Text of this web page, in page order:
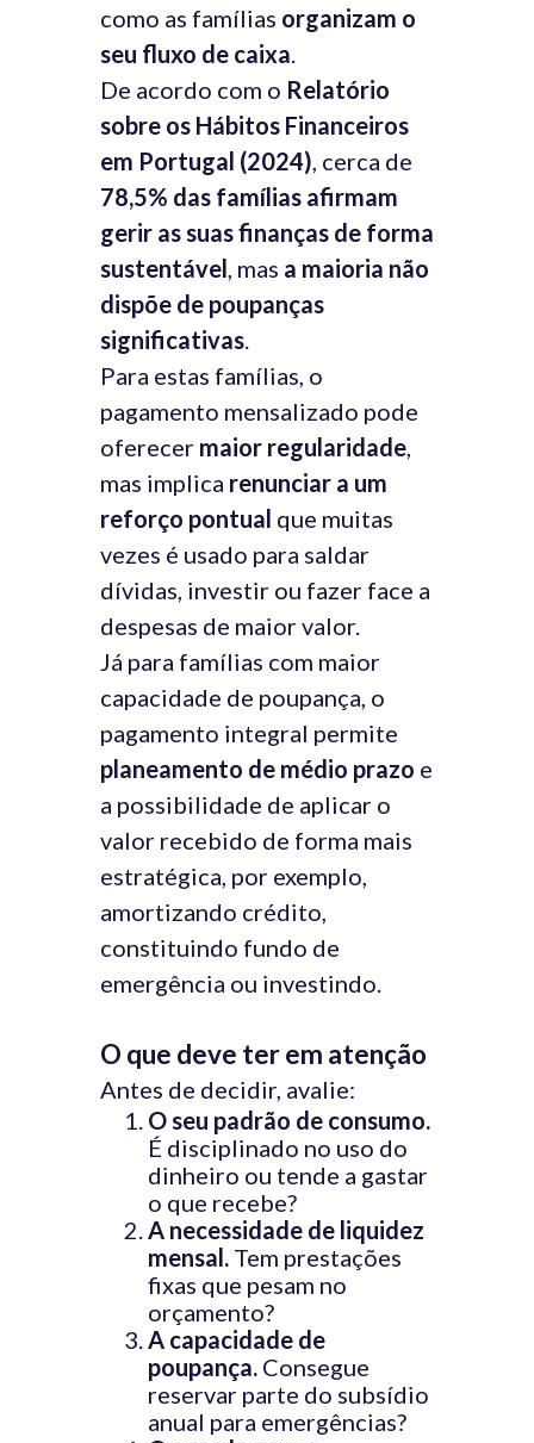
como as famílias organizam o
seu fluxo de caixa.
De acordo com o Relatório
sobre os Hábitos Financeiros
em Portugal (2024), cerca de
78,5% das famílias afirmam
gerir as suas finanças de forma
sustentável , mas a maioria não
dispõe de poupanças
significativas.
Para estas famílias, o
pagamento mensalizado pode
oferecer maior regularidade,
mas implica renunciar a um
reforço pontual que muitas
vezes é usado para saldar
dívidas, investir ou fazer face a
despesas de maior valor.
Já para famílias com maior
capacidade de poupança, o
pagamento integral permite
planeamento de médio prazo e
a possibilidade de aplicar o
valor recebido de forma mais
estratégica, por exemplo,
amortizando crédito,
constituindo fundo de
emergência ou investindo.
O que deve ter em atenção
Antes de decidir, avalie:
O seu padrão de consumo.
É disciplinado no uso do
dinheiro ou tende a gastar
o que recebe?
A necessidade de liquidez
mensal. Tem prestações
fixas que pesam no
orçamento?
A capacidade de
poupança. Consegue
reservar parte do subsídio
anual para emergências?